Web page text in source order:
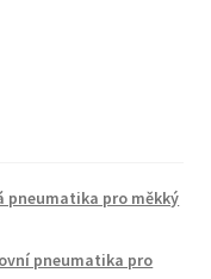
pneumatika pro měkký
pneumatika pro